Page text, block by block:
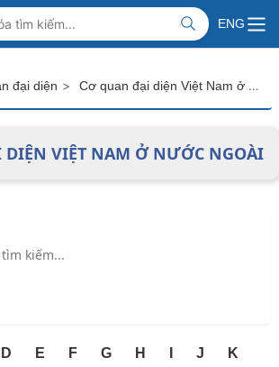
VIỆT NAM
AFFAIRS
ENG
đại diện > Cơ quan đại diện Việt Nam ở nước ngoài
VIỆT NAM Ở NƯỚC NGOÀI
D E F G H J
K